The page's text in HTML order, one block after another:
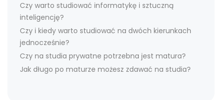
Czy warto studiować informatykę i sztuczną
inteligencję?
Czy i kiedy warto studiować na dwóch kierunkach
jednocześnie?
Czy na studia prywatne potrzebna jest matura?
Jak długo po maturze możesz zdawać na studia?